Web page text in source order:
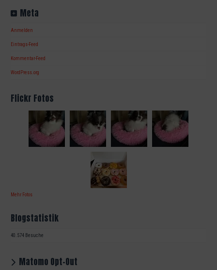
Meta
Anmelden
Eintrags-Feed
Kommentar-Feed
WordPress.org
Flickr Fotos
Mehr Fotos
Blogstatistik
40.574 Besuche
Matomo Opt-Out